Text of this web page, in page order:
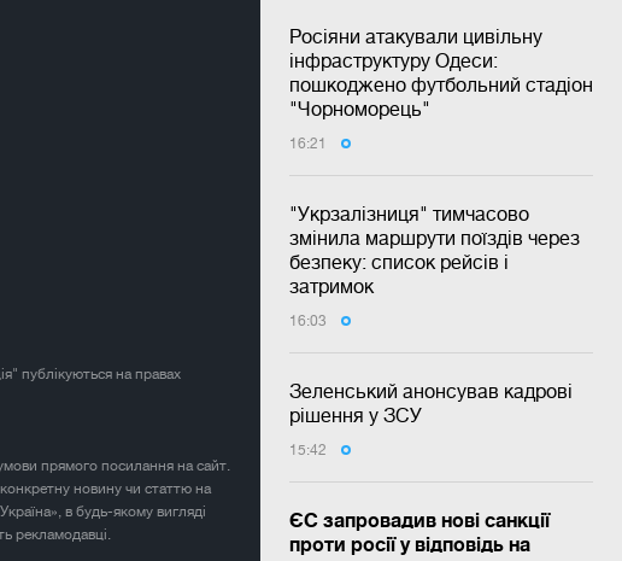
Росіяни атакували цивільну
інфраструктуру Одеси:
пошкоджено футбольний стадіон
"Чорноморець"
16:21
"Укрзалізниця" тимчасово
змінила маршрути поїздів через
безпеку: список рейсів і
затримок
16:03
Зеленський анонсував кадрові
рішення у ЗСУ
15:42
ЄС запровадив нові санкції
проти росії у відповідь на
публікуються на правах
умови прямого посилання на сайт.
новину чи статтю на
в будь-якому вигляді
рекламодавці.